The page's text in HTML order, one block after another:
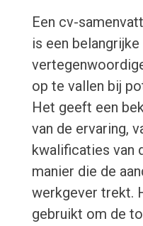
Een cv-
is een
op te vallen bij
Het geeft een
van de ervaring,
kwalificaties van
manier die de
werkgever trekt.
gebruikt om de